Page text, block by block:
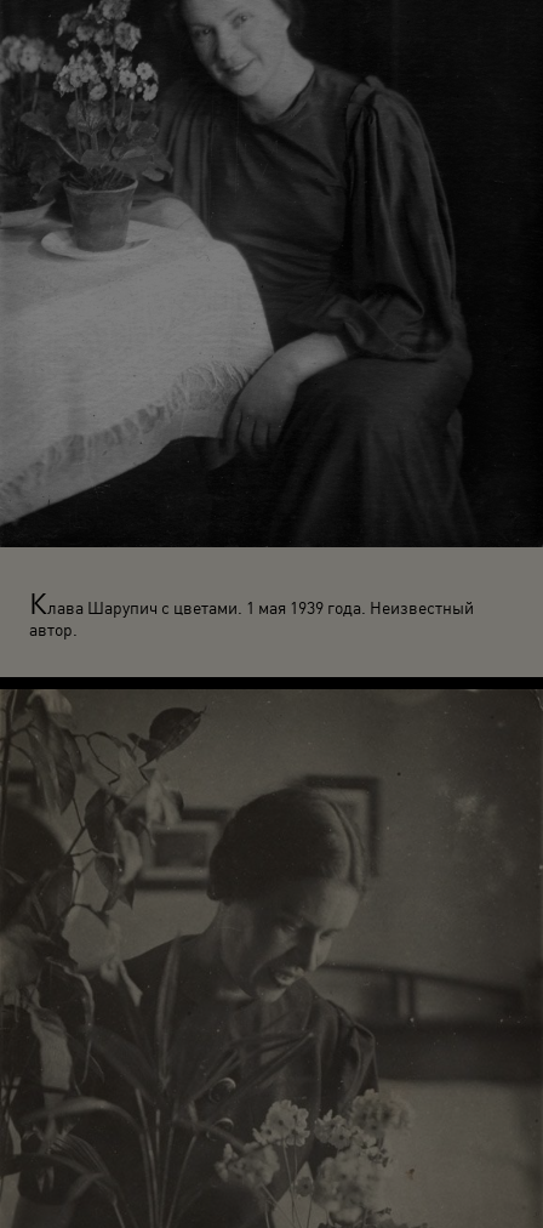
Клава Шарупич с цветами. 1 мая 1939 года. Неизвестный
автор.